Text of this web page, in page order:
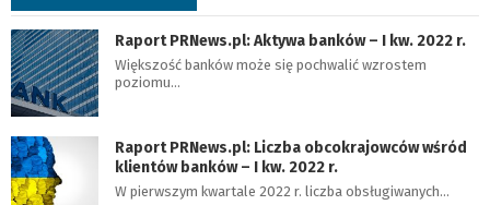
Raport PRNews.pl: Aktywa banków – I kw. 2022 r.
Większość banków może się pochwalić wzrostem
poziomu…
Raport PRNews.pl: Liczba obcokrajowców wśród
klientów banków – I kw. 2022 r.
W pierwszym kwartale 2022 r. liczba obsługiwanych…